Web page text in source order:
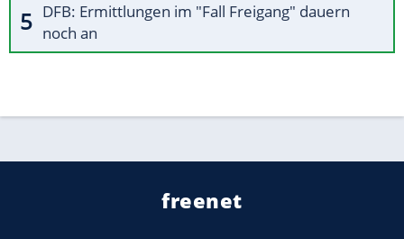
DFB: Ermittlungen im "Fall Freigang" dauern
noch an
freenet